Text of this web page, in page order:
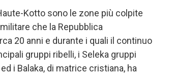
Kotto sono le zone più colpite
che la Repubblica
20 anni e durante i quali il continuo
gruppi ribelli, i Seleka gruppi
i Balaka, di matrice cristiana, ha